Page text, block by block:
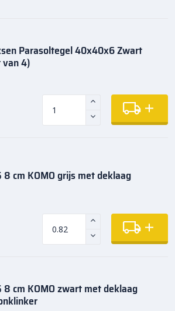
Parasoltegel 40x40x6 Zwart
4)
8 cm KOMO grijs met deklaag
8 cm KOMO zwart met deklaag